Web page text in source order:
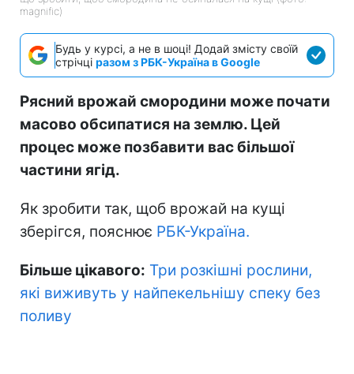
magnific)
Будь у курсі, а не в шоці! Додай змісту своїй
стрічці разом з РБК-Україна в Google
Рясний врожай смородини може почати
масово обсипатися на землю. Цей
процес може позбавити вас більшої
частини ягід.
Як зробити так, щоб врожай на кущі
зберігся, пояснює РБК-Україна.
Більше цікавого: Три розкішні рослини,
які виживуть у найпекельнішу спеку без
поливу